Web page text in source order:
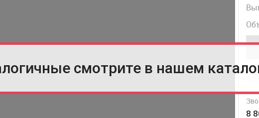
смотрите в нашем
8